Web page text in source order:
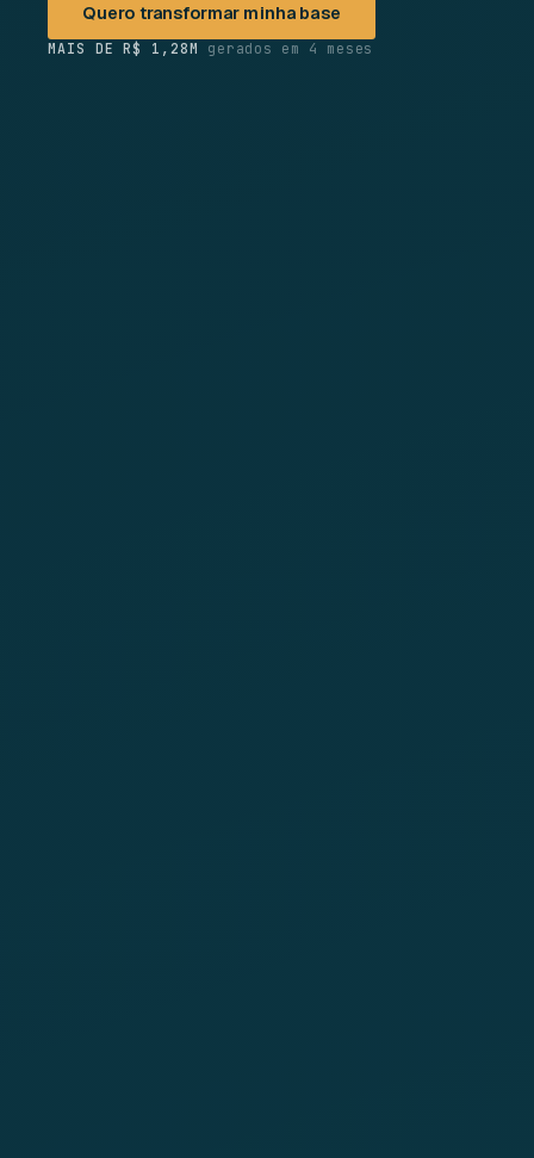
Quero transformar minha base
MAIS DE R$ 1,28M gerados em 4 meses